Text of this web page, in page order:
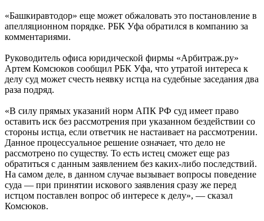
«Башкиравтодор» еще может обжаловать это постановление в
апелляционном порядке. РБК Уфа обратился в компанию за
комментариями.
Руководитель офиса юридической фирмы «Арбитраж.ру»
Артем Комсюков сообщил РБК Уфа, что утратой интереса к
делу суд может счесть неявку истца на судебные заседания два
раза подряд.
«В силу прямых указаний норм АПК РФ суд имеет право
оставить иск без рассмотрения при указанном бездействии со
стороны истца, если ответчик не настаивает на рассмотрении.
Данное процессуальное решение означает, что дело не
рассмотрено по существу. То есть истец сможет еще раз
обратиться с данным заявлением без каких-либо последствий.
На самом деле, в данном случае вызывает вопросы поведение
суда — при принятии искового заявления сразу же перед
истцом поставлен вопрос об интересе к делу», — сказал
Комсюков.